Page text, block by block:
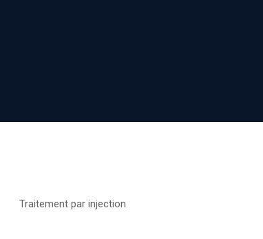
Traitement par injection